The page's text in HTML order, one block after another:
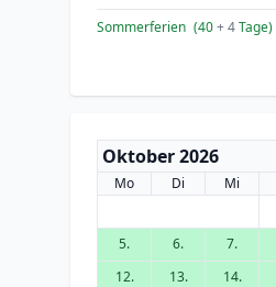
Sommerferien (40+ 4Tage)
Oktober 2026
Mo Di Mi
5.
6. 7.
12.
13. 14.